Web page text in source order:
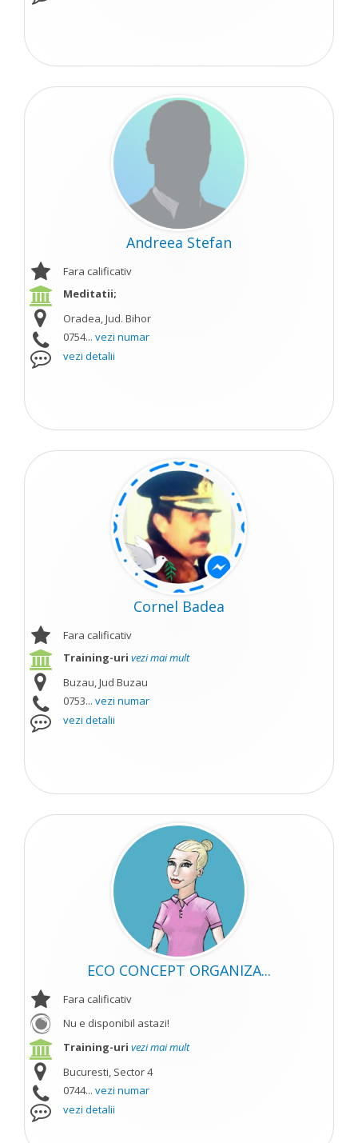
Andreea Stefan
Fara calificativ
Meditatii;
Oradea, Jud. Bihor
0754... vezi numar
vezi detalii
Cornel Badea
Fara calificativ
Training-uri vezi mai mult
Buzau, Jud Buzau
0753... vezi numar
vezi detalii
ECO CONCEPT ORGANIZA...
Fara calificativ
Nu e disponibil astazi!
Training-uri vezi mai mult
Bucuresti, Sector 4
0744... vezi numar
vezi detalii